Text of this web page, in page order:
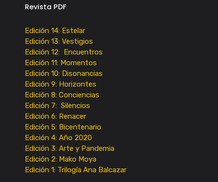
Revista PDF
Edición 14: Estelar
Edición 13: Vestigios
Edición 12: Encuentros
Edición 11: Momentos
Edición 10: Disonancias
Edición 9: Horizontes
Edición 8: Conciencias
Edición 7: Silencios
Edición 6: Renacer
Edición 5: Bicentenario
Edición 4: Año 2020
Edición 3: Arte y Pandemia
Edición 2: Mako Moya
Edición 1: Trilogía Ana Balcazar